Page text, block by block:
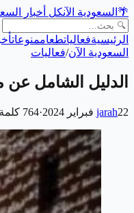
🌴 السعودية الآنكل أخبار
الرئيسيةفعالياتطعاممنوعات
السعودية الآن/فعاليات
الدليل الشامل
jarah22 فبراير 2024 ·
764 كلمة